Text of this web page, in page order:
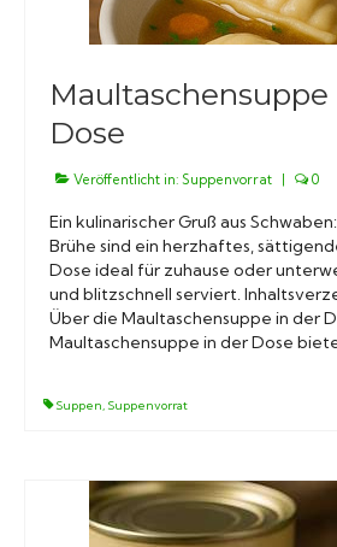
Dose
Veröffentlicht in: Suppenvorrat | 0
Ein kulinarischer Gruß aus
Brühe sind ein herzhaftes,
Dose ideal für zuhause oder
und blitzschnell serviert.
Über die Maultaschensuppe in der
Maultaschensuppe in der Dose
Suppen, Suppenvorrat